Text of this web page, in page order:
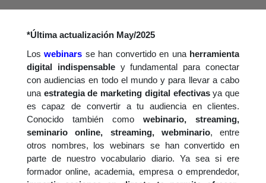
*Última actualización May/2025
Loswebinars se han convertido en una herramienta
digital indispensable y fundamental para conectar
con audiencias en todo el mundo y para llevar a cabo
una estrategia de marketing digital efectivasya que
es capaz de convertir a tu audiencia en clientes.
Conocido también comowebinario, streaming,
seminario online, streaming, webminario, entre
otros nombres, los webinars se han convertido en
parte de nuestro vocabulario diario. Ya sea si ere
formador online, academia, empresa o emprendedor,